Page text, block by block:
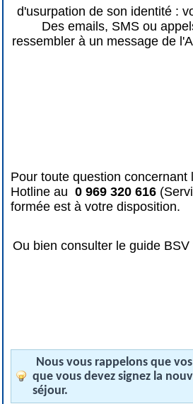
d'usurpation de son identité :
Des emails, SMS ou
ressembler à un message de
Pour toute question concernant
Hotline au 0 969 320 616
formée est à votre disposition.
Ou bien consulter le guide
Nous vous rappelons que
que vous devez signez la
séjour.